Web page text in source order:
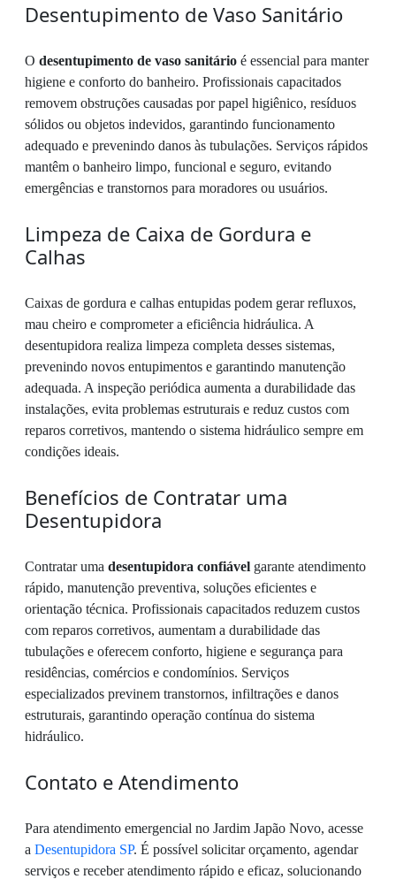
Desentupimento de Vaso Sanitário
O desentupimento de vaso sanitário é essencial para manter
higiene e conforto do banheiro. Profissionais capacitados
removem obstruções causadas por papel higiênico, resíduos
sólidos ou objetos indevidos, garantindo funcionamento
adequado e prevenindo danos às tubulações. Serviços rápidos
mantêm o banheiro limpo, funcional e seguro, evitando
emergências e transtornos para moradores ou usuários.
Limpeza de Caixa de Gordura e
Calhas
Caixas de gordura e calhas entupidas podem gerar refluxos,
mau cheiro e comprometer a eficiência hidráulica. A
desentupidora realiza limpeza completa desses sistemas,
prevenindo novos entupimentos e garantindo manutenção
adequada. A inspeção periódica aumenta a durabilidade das
instalações, evita problemas estruturais e reduz custos com
reparos corretivos, mantendo o sistema hidráulico sempre em
condições ideais.
Benefícios de Contratar uma
Desentupidora
Contratar uma desentupidora confiável garante atendimento
rápido, manutenção preventiva, soluções eficientes e
orientação técnica. Profissionais capacitados reduzem custos
com reparos corretivos, aumentam a durabilidade das
tubulações e oferecem conforto, higiene e segurança para
residências, comércios e condomínios. Serviços
especializados previnem transtornos, infiltrações e danos
estruturais, garantindo operação contínua do sistema
hidráulico.
Contato e Atendimento
Para atendimento emergencial no Jardim Japão Novo, acesse
a Desentupidora SP. É possível solicitar orçamento, agendar
serviços e receber atendimento rápido e eficaz, solucionando